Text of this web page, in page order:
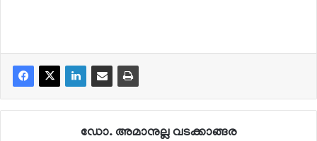
ഡോ. അമാനുല്ല വടക്കാങ്ങര